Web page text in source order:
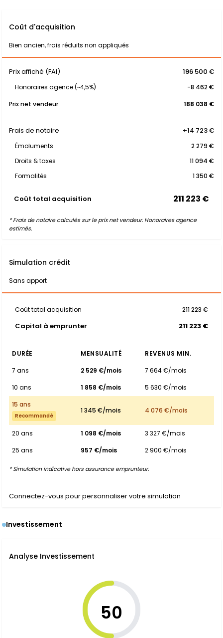
Coût d'acquisition
Bien ancien, frais réduits non appliqués
Prix affiché (FAI) 196 500 €
Honoraires agence (~4,5%)
-8 462 €
Prix net vendeur
188 038 €
Frais de notaire +14 723 €
Émoluments
2 279 €
Droits & taxes
11 094 €
Formalités
1 350 €
Coût total acquisition 211 223 €
* Frais de notaire calculés sur le prix net vendeur. Honoraires agence
estimés.
Simulation crédit
Sans apport
Coût total acquisition 211 223 €
Capital à emprunter 211 223 €
DURÉE MENSUALITÉ
REVENUS MIN.
7 ans
2 529 €/mois
7 664 €/mois
10 ans
1 858 €/mois
5 630 €/mois
15 ans
Recommandé
1 345 €/mois 4 076 €/mois
20 ans 1 098 €/mois
3 327 €/mois
25 ans
957 €/mois 2 900 €/mois
* Simulation indicative hors assurance emprunteur.
Connectez-vous pour personnaliser votre simulation
Investissement
Analyse Investissement
50